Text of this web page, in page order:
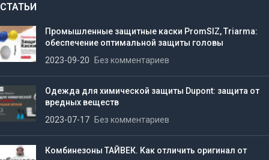
СТАТЬИ
Промышленные защитные каски PromSIZ, Triarma:
обеспечение оптимальной защиты головы
2023-09-20
Без комментариев
Одежда для химической защиты Dupont: защита от
вредных веществ
2023-07-17
Без комментариев
Комбинезоны ТАЙВЕК. Как отличить оригинал от